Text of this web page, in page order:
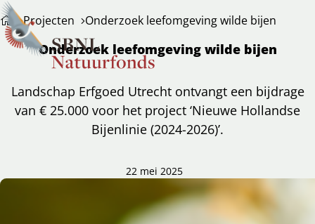
Projecten Onderzoek leefomgeving wilde bijen
Onderzoek leefomgeving wilde bijen
Landschap Erfgoed Utrecht ontvangt een bijdrage
van € 25.000 voor het project ‘Nieuwe Hollandse
Bijenlinie (2024-2026)’.
22 mei 2025